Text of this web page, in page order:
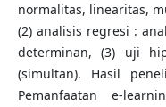
normalitas, linearitas,
(2) analisis regresi :
determinan, (3) uji
(simultan). Hasil
Pemanfaatan e-